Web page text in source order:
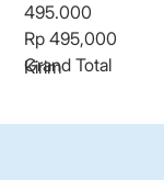
495.000
Grand Total
Kirim